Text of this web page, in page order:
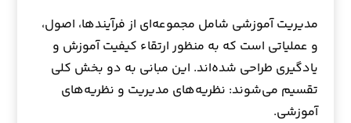
مدیریت آموزشی شامل مجموعه‌ای از فرآیندها، اصول،
و عملیاتی است که به منظور ارتقاء کیفیت آموزش و
یادگیری طراحی شده‌اند. این مبانی به دو بخش کلی
تقسیم می‌شوند: نظریه‌های مدیریت و نظریه‌های
آموزشی.